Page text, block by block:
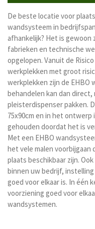
De beste locatie voor
wandsysteem in
afhankelijk? Het is gewoon
fabrieken en technische
opgelopen. Vanuit de
werkplekken met groot
werkplekken zijn de EHBO
behandelen kan dan
pleisterdispenser pakken.
75x90cm en in het
gehouden doordat het is
Met een EHBO
het vele malen voorbijgaan
plaats beschikbaar zijn.
binnen uw bedrijf,
goed voor elkaar is. In één
voorziening goed voor
wandsystemen.